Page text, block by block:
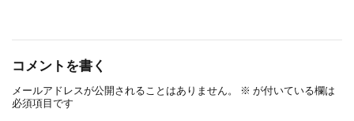
コメントを書く
メールアドレスが公開されることはありません。 ※ が付いている欄は
必須項目です